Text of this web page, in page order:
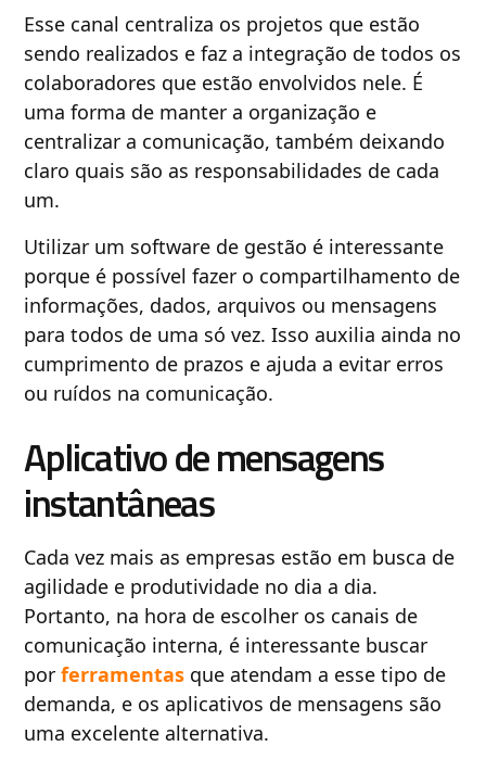
Esse canal centraliza os projetos que estão
sendo realizados e faz a integração de todos os
colaboradores que estão envolvidos nele. É
uma forma de manter a organização e
centralizar a comunicação, também deixando
claro quais são as responsabilidades de cada
um.
Utilizar um software de gestão é interessante
porque é possível fazer o compartilhamento de
informações, dados, arquivos ou mensagens
para todos de uma só vez. Isso auxilia ainda no
cumprimento de prazos e ajuda a evitar erros
ou ruídos na comunicação.
Aplicativo de mensagens
instantâneas
Cada vez mais as empresas estão em busca de
agilidade e produtividade no dia a dia.
Portanto, na hora de escolher os canais de
comunicação interna, é interessante buscar
porferramentas que atendam a esse tipo de
demanda, e os aplicativos de mensagens são
uma excelente alternativa.